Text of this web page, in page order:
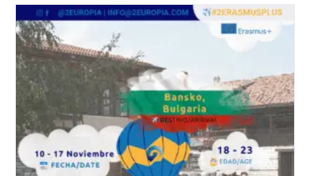
Literacy